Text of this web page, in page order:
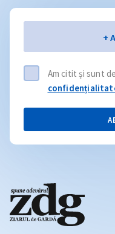
+
Am citit și sunt